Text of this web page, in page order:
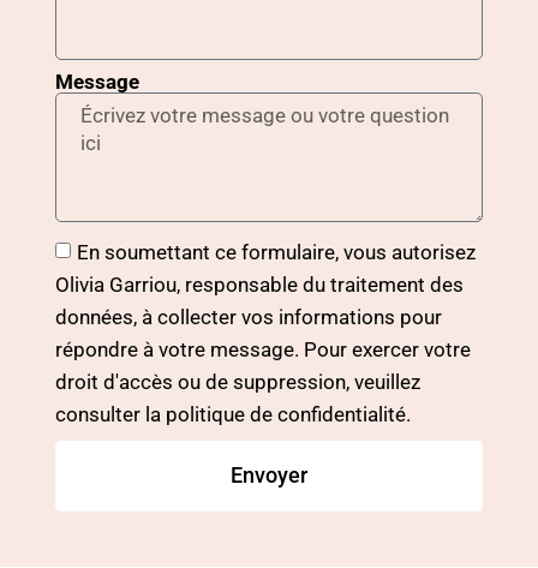
Message
En soumettant ce formulaire, vous autorisez
Olivia Garriou, responsable du traitement des
données, à collecter vos informations pour
répondre à votre message. Pour exercer votre
droit d'accès ou de suppression, veuillez
consulter la politique de confidentialité.
Envoyer